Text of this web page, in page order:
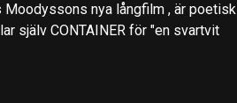
Moodyssons nya långfilm , är poetisk
själv CONTAINER för "en svartvit